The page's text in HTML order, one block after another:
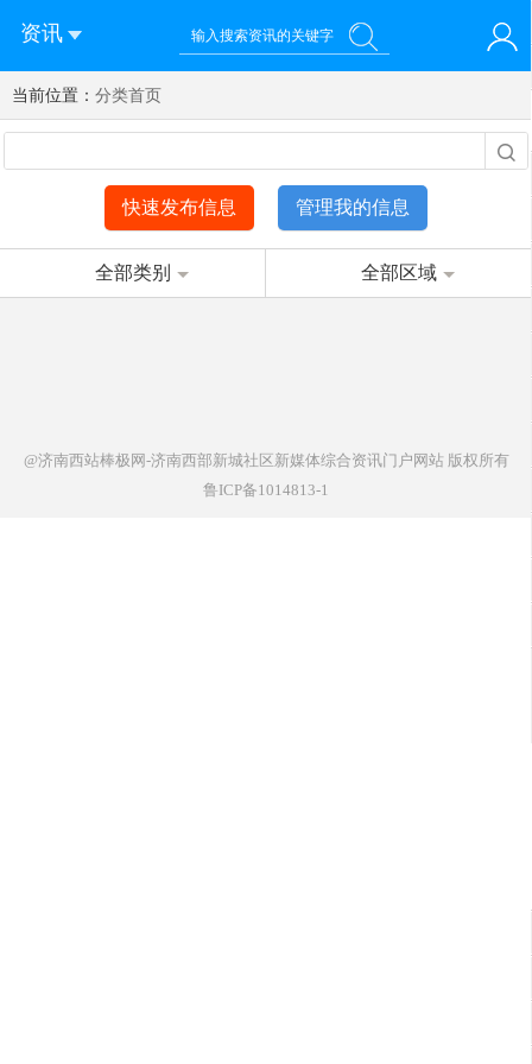
资讯
您好！欢迎来到济南西站棒极网-济南西部新城社区新媒体综
合资讯门户网站
登录 注册 微信快速登录
当前位置： 分类首页
快速发布信息 管理我的信息
全部类别 全部区域
@济南西站棒极网-济南西部新城社区新媒体综合资讯门户网站版权所有
鲁ICP备1014813-1